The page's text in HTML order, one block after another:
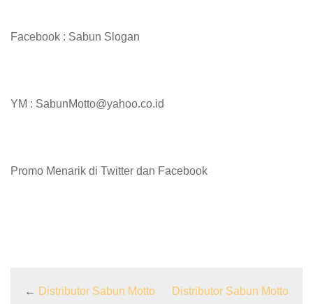
Facebook : Sabun Slogan
YM : SabunMotto@yahoo.co.id
Promo Menarik di Twitter dan Facebook
← Distributor Sabun Motto
Distributor Sabun Motto